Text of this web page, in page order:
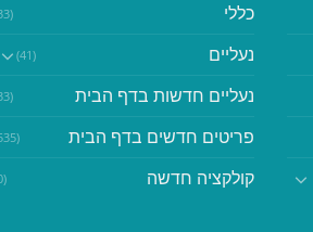
כללי (33)
נעליים (41)
נעליים חדשות בדף הבית (33)
פריטים חדשים בדף הבית (535)
קולקציה חדשה (0)